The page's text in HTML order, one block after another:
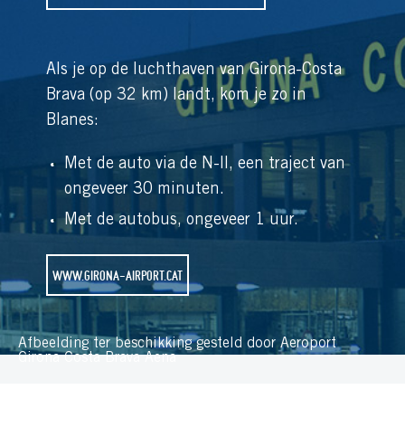
Als je op de luchthaven van Girona-Costa
Brava (op 32 km) landt, kom je zo in
Blanes:
Met de auto via de N-II, een traject van
ongeveer 30 minuten.
Met de autobus, ongeveer 1 uur.
WWW.GIRONA-AIRPORT.CAT
Afbeelding ter beschikking gesteld door Aeroport
Girona Costa Brava Aena